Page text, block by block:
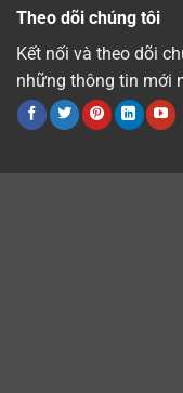
Theo dõi chúng tôi
Kết nối và theo dõi
những thông tin mới